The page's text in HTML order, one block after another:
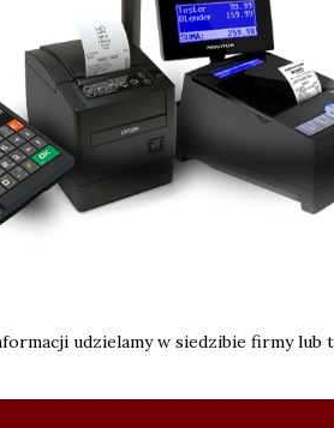
udzielamy w siedzibie firmy